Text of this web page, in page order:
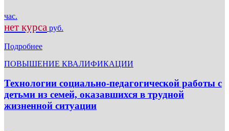
час.
нет курса руб.
Подробнее
ПОВЫШЕНИЕ КВАЛИФИКАЦИИ
Технологии социально-педагогической работы с
детьми из семей, оказавшихся в трудной
жизненной ситуации